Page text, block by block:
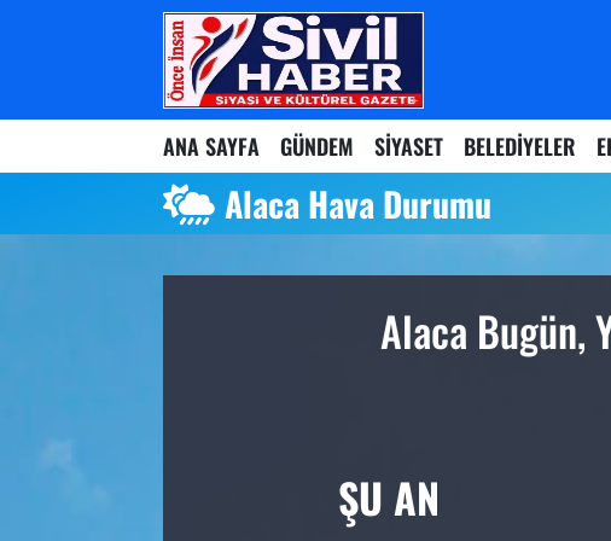
ANA SAYFA GÜNDEM SİYASET BELEDİYELER
Alaca Hava Durumu
Alaca Bugün,
ŞU AN
Nöbetçi Eczaneler
Hava Durumu
Namaz Vakitleri
Trafik Durumu